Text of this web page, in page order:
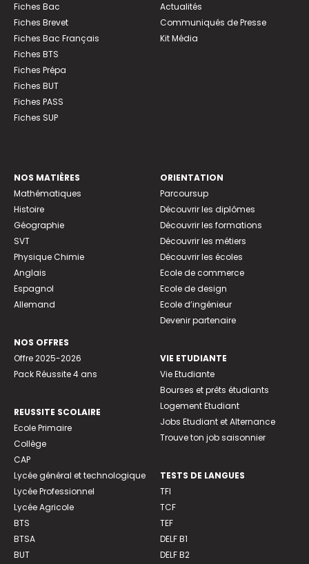
Fiches Bac
Fiches Brevet
Fiches Bac Français
Fiches BTS
Fiches Prépa
Fiches BUT
Fiches PASS
Fiches SUP
Actualités
Communiqués de Presse
Kit Média
NOS MATIÈRES
Mathématiques
Histoire
Géographie
SVT
Physique Chimie
Anglais
Espagnol
Allemand
NOS OFFRES
Offre 2025-2026
Pack Réussite 4 ans
REUSSITE SCOLAIRE
Ecole Primaire
Collège
CAP
Lycée général et technologique
Lycée Professionnel
Lycée Agricole
BTS
BTSA
BUT
ORIENTATION
Parcoursup
Découvrir les diplômes
Découvrir les formations
Découvrir les métiers
Découvrir les écoles
Ecole de commerce
Ecole de design
Ecole d’ingénieur
Devenir partenaire
VIE ETUDIANTE
Vie Etudiante
Bourses et prêts étudiants
Logement Etudiant
Jobs Etudiant et Alternance
Trouve ton job saisonnier
TESTS DE LANGUES
TFI
TCF
TEF
DELF B1
DELF B2